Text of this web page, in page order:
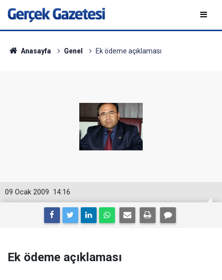
Anasayfa Genel Ek ödeme açıklaması
14:16
09 Ocak 2009
Ek ödeme açıklaması